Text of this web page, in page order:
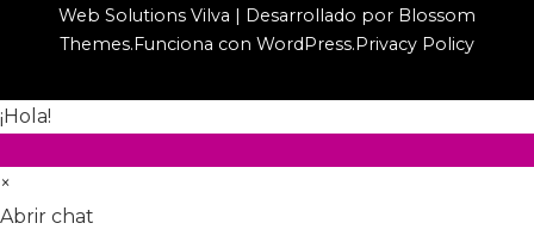
Web Solutions Vilva | Desarrollado por Blossom
Themes.Funciona con WordPress.Privacy Policy
¡Hola!
×
Abrir chat